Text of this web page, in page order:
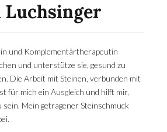
Luchsinger
und Komplementärtherapeutin
und unterstütze sie, gesund zu
Die Arbeit mit Steinen, verbunden mit
für mich ein Ausgleich und hilft mir,
Mein getragener Steinschmuck